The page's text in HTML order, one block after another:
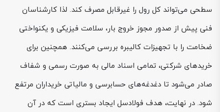
سطحی می‌تواند کل رول را غیرقابل مصرف کند. لذا کارشناسان
فنی پیش از صدور مجوز خروج بار، سلامت فیزیکی و یکنواختی
ضخامت را با تجهیزات کالیبره بررسی می‌کنند. همچنین برای
خریدهای شرکتی، تمامی اسناد مالی به صورت رسمی و شفاف
صادر می‌شود تا دغدغه‌های حسابرسی و مالیاتی خریداران مرتفع
شود. در نهایت، هدف فولادسل ایجاد بستری است که در آن